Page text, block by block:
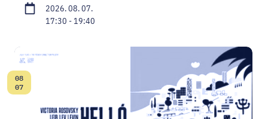
2026. 08. 07.
17:30 - 19:40
Dátum:
08
07